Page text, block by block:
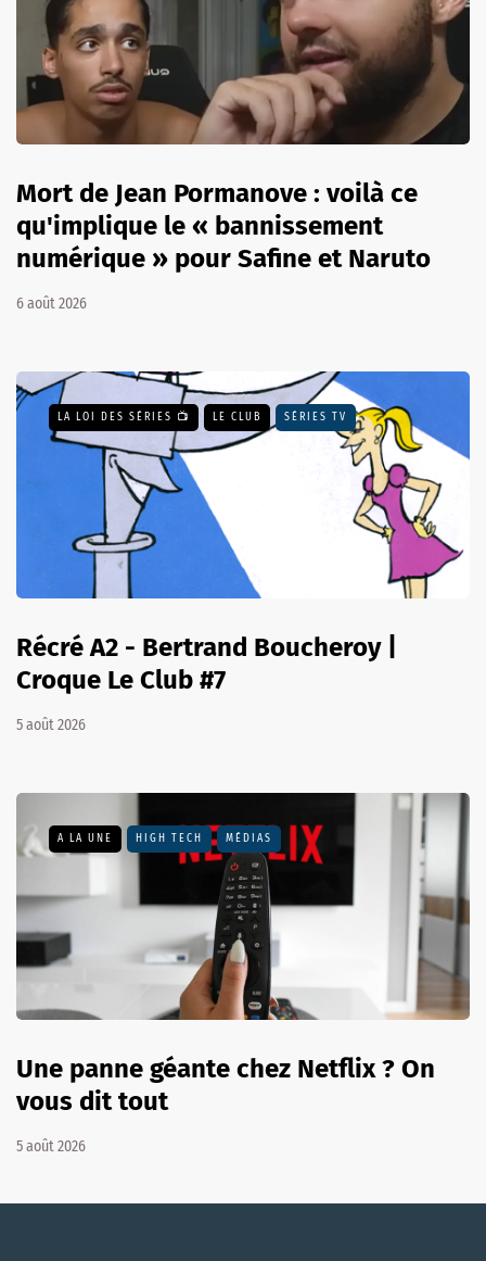
Mort de Jean Pormanove : voilà ce
qu'implique le « bannissement
numérique » pour Safine et Naruto
6 août 2026
LA LOI DES SÉRIES 📺 LE CLUB SÉRIES TV
Récré A2 - Bertrand Boucheroy |
Croque Le Club #7
5 août 2026
A LA UNE HIGH TECH MÉDIAS
Une panne géante chez Netflix ? On
vous dit tout
5 août 2026